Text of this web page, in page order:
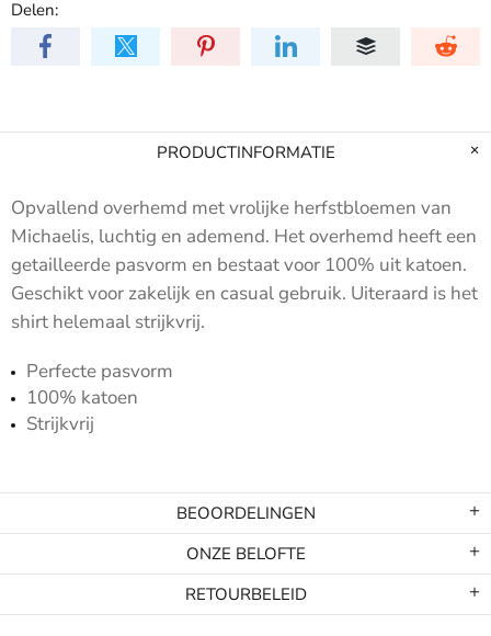
Delen:
PRODUCTINFORMATIE
Opvallend overhemd met vrolijke herfstbloemen van
Michaelis, luchtig en ademend. Het overhemd heeft een
getailleerde pasvorm en bestaat voor 100% uit katoen.
Geschikt voor zakelijk en casual gebruik. Uiteraard is het
shirt helemaal strijkvrij.
Perfecte pasvorm
100% katoen
Strijkvrij
BEOORDELINGEN
ONZE BELOFTE
RETOURBELEID